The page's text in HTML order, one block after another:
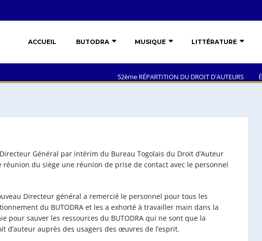
ACCUEIL BUTODRA MUSIQUE LITTÉRATURE
52ème RÉPARTITION DU DROIT D'AUTEURS ÉLECTION
Général par intérim du Bureau Togolais du Droit d’Auteur
réunion du siège une réunion de prise de contact avec le personnel
Directeur général a remercié le personnel pour tous les
du BUTODRA et les a exhorté à travailler main dans la
pour sauver les ressources du BUTODRA qui ne sont que la
d’auteur auprès des usagers des œuvres de l’esprit.